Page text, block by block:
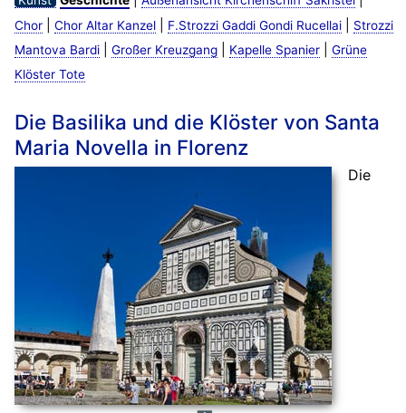
Chor| Chor Altar Kanzel| F.Strozzi Gaddi Gondi Rucellai|
Strozzi
Mantova Bardi| Großer Kreuzgang| Kapelle Spanier| Grüne
Klöster Tote
Die Basilika und die Klöster von Santa
Maria Novella in Florenz
Die